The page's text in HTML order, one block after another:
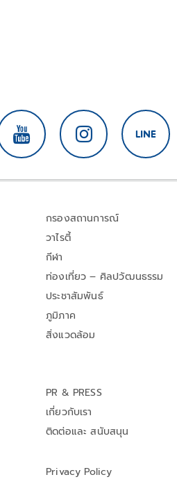
กรองสถานการณ์
วาไรตี้
กีฬา
ท่องเที่ยว – ศิลปวัฒนธรรม
ประชาสัมพันธ์
ภูมิภาค
สิ่งแวดล้อม
PR & PRESS
เกี่ยวกับเรา
ติดต่อและ สนับสนุน
Privacy Policy